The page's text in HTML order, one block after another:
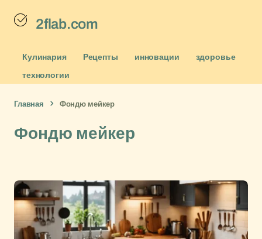
2flab.com
Кулинария Рецепты инновации
здоровье
технологии
Главная Фондю мейкер
Фондю мейкер